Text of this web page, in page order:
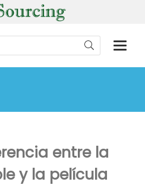
entre la
y la película